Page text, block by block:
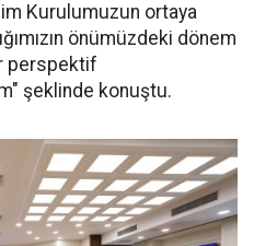
Kurulumuzun ortaya
önümüzdeki dönem
perspektif
şeklinde konuştu.